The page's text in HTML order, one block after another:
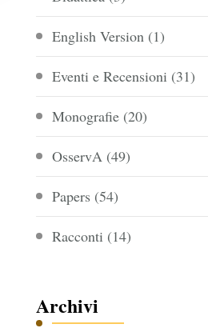
English Version (1)
Eventi e Recensioni (31)
Monografie (20)
OsservA (49)
Papers (54)
Racconti (14)
Archivi